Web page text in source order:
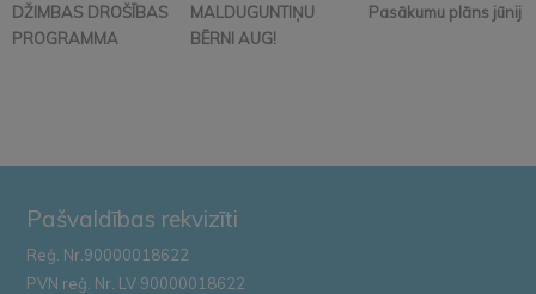
DŽIMBAS DROŠĪBAS
PROGRAMMA
MALDUGUNTIŅU
BĒRNI AUG!
Pasākumu plāns jūnijā
Pašvaldības rekvizīti
Reģ. Nr.90000018622
PVN reģ. Nr. LV 90000018622